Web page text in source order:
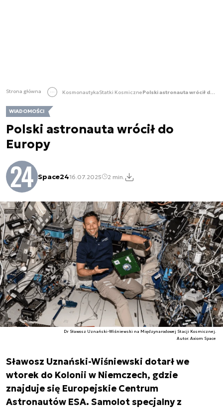
Strona główna KosmonautykaStatki Kosmiczne Polski astronauta wrócił do Europy
WIADOMOŚCI
Polski astronauta wrócił do
Europy
Space2416.07.2025 2 min.
Dr Sławosz Uznański-Wiśniewski na Międzynarodowej Stacji Kosmicznej.
Autor. Axiom Space
Sławosz Uznański-Wiśniewski dotarł we
wtorek do Kolonii w Niemczech, gdzie
znajduje się Europejskie Centrum
Astronautów ESA. Samolot specjalny z